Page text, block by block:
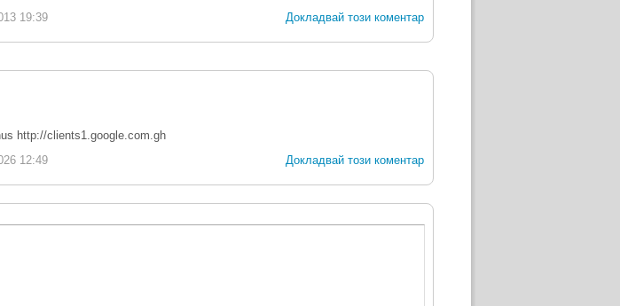
19:39
Докладвай този коментар
http://clients1.google.com.gh
12:49
Докладвай този коментар